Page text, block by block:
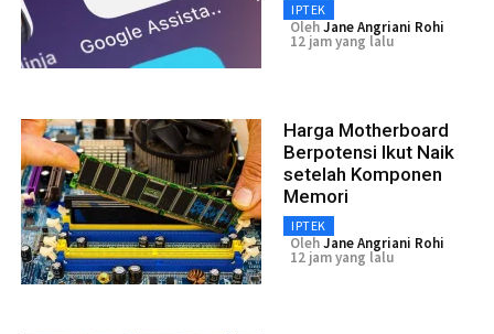
IPTEK
OlehJane Angriani Rohi
12 jam yang lalu
Harga Motherboard
Berpotensi Ikut Naik
setelah Komponen
Memori
IPTEK
OlehJane Angriani Rohi
12 jam yang lalu